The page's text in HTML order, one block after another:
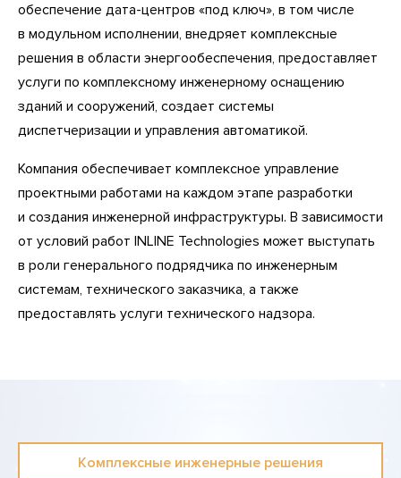
обеспечение дата-центров «под ключ», в том числе
в модульном исполнении, внедряет комплексные
решения в области энергообеспечения, предоставляет
услуги по комплексному инженерному оснащению
зданий и сооружений, создает системы
диспетчеризации и управления автоматикой.
Компания обеспечивает комплексное управление
проектными работами на каждом этапе разработки
и создания инженерной инфраструктуры. В зависимости
от условий работ INLINE Technologies может выступать
в роли генерального подрядчика по инженерным
системам, технического заказчика, а также
предоставлять услуги технического надзора.
Комплексные инженерные решения